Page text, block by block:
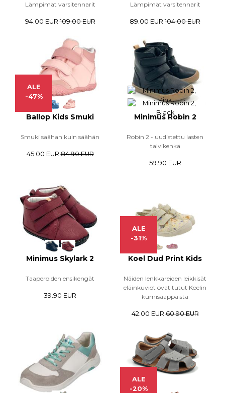
Lämpimät varsitennarit
94.00 EUR 109.00 EUR
Lämpimät varsitennarit
89.00 EUR 104.00 EUR
ALE
-47%
Ballop Kids Smuki
Smuki säähän kuin säähän
45.00 EUR 84.90 EUR
Minimus Robin 2
Robin 2 - uudistettu lasten
talvikenkä
59.90 EUR
Minimus Skylark 2
Taaperoiden ensikengät
39.90 EUR
ALE
-31%
Koel Dud Print Kids
Näiden lenkkareiden leikkisät
eläinkuviot ovat tutut Koelin
kumisaappaista
42.00 EUR 60.90 EUR
ALE
-20%